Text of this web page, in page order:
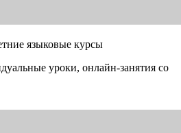
языковые курсы
уроки, онлайн-занятия со